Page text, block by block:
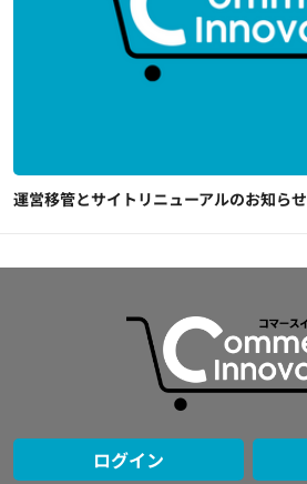
運営移管とサイトリニューアルのお知らせ
ログイン